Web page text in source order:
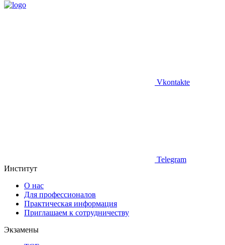
Vkontakte
Telegram
Институт
О нас
Для профессионалов
Практическая информация
Приглашаем к сотрудничеству
Экзамены